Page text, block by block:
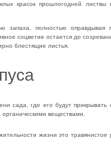
красок прошлогодней листвы
запаха, полностью оправдывая
соцветие остает­ся до
блестящие листья.
сада, где его будут прикрывать
веществами.
жизни это травянистое